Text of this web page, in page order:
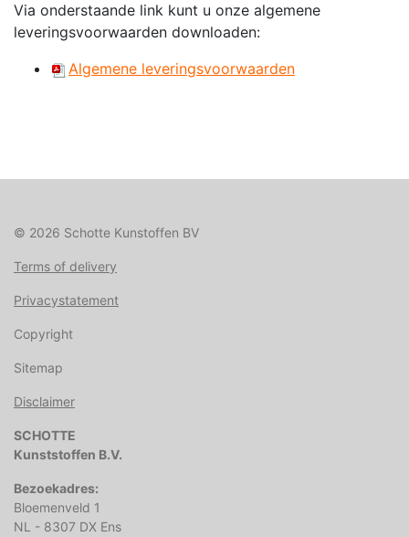
Via onderstaande link kunt u onze algemene
leveringsvoorwaarden downloaden:
Algemene leveringsvoorwaarden
© 2026 Schotte Kunstoffen BV
Terms of delivery
Privacystatement
Copyright
Sitemap
Disclaimer
SCHOTTE
Kunststoffen B.V.
Bezoekadres:
Bloemenveld 1
NL - 8307 DX Ens